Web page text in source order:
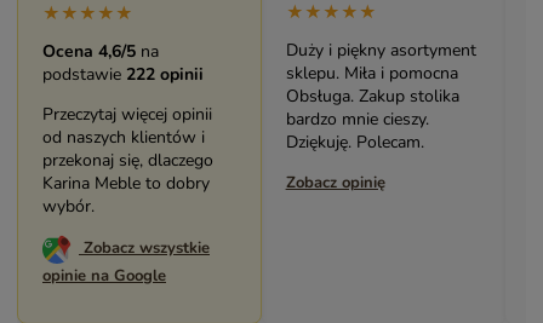
★★★★★
Ocena 4,6/5 na
podstawie 222 opinii
Przeczytaj więcej opinii
od naszych klientów i
przekonaj się, dlaczego
Karina Meble to dobry
wybór.
Zobacz wszystkie
opinie na Google
★★★★★
Duży i piękny asortyment
sklepu. Miła i pomocna
Obsługa. Zakup stolika
bardzo mnie cieszy.
Dziękuję. Polecam.
Zobacz opinię